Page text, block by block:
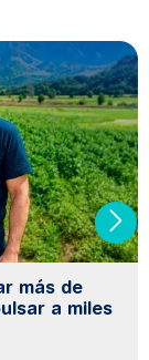
más de
a miles